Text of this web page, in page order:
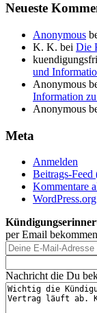
Neueste
Anonymous
K. K. bei Die
und
Anonymous
Information
Anonymous
Meta
Anmelden
Beitrags-Feed
Kommentare
WordPress.org
per Email
Nachricht die Du